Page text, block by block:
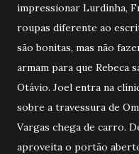
impressionar Lurdinha,
roupas diferente ao
são bonitas, mas não
armam para que Rebeca
Otávio. Joel entra na
sobre a travessura de
Vargas chega de carro.
aproveita o portão